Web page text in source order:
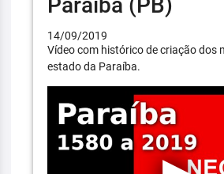
Paraíba (PB)
14/09/2019
Vídeo com histórico de criação dos
estado da Paraíba.